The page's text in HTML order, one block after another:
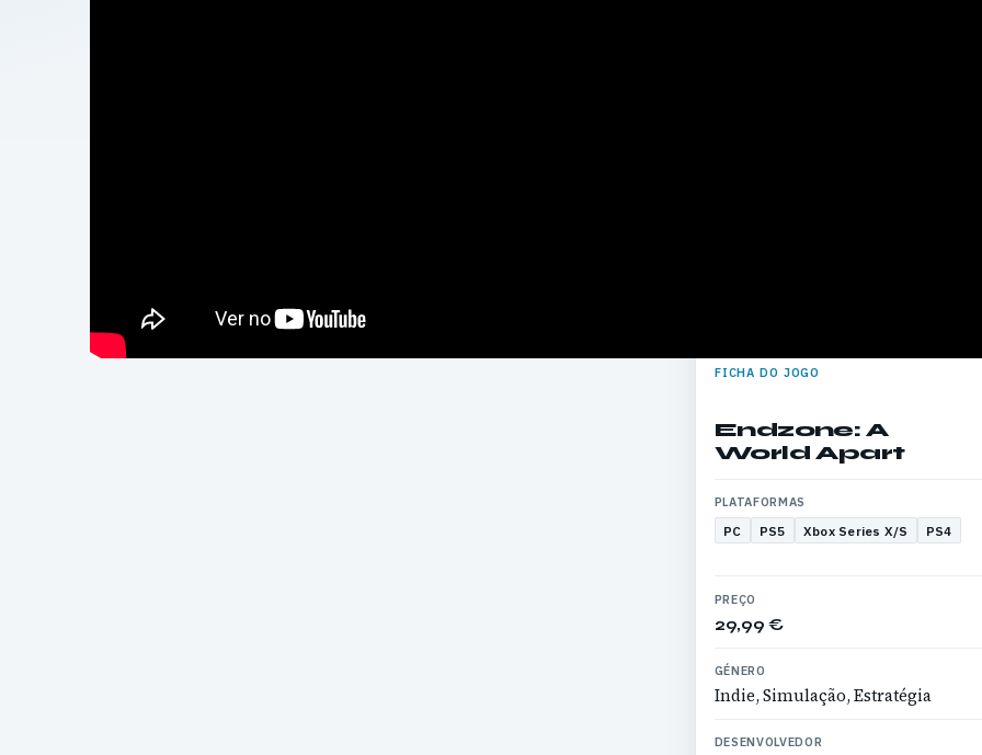
FICHA DO JOGO
Endzone: A
World Apart
PLATAFORMAS
PC PS5 Xbox Series X/S PS4
PREÇO
29,99 €
GÉNERO
Indie, Simulação, Estratégia
DESENVOLVEDOR